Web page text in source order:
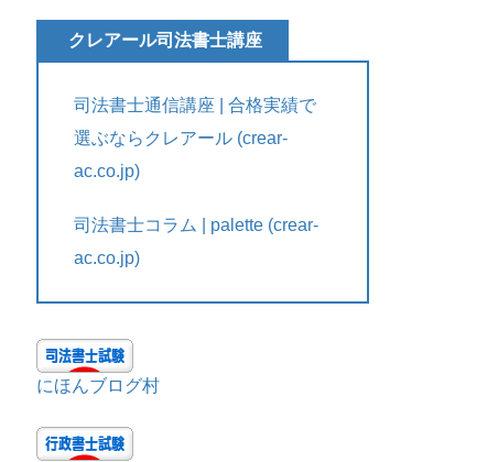
クレアール司法書士講座
司法書士通信講座 | 合格実績で
選ぶならクレアール (crear-
ac.co.jp)
司法書士コラム | palette (crear-
ac.co.jp)
にほんブログ村